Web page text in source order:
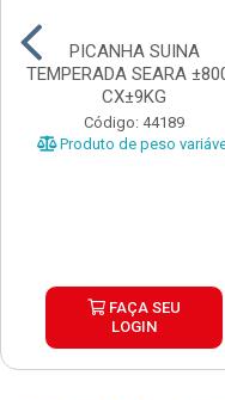
PICANHA SUINA
TEMPERADA SEARA
CX±9KG
Código: 44189
Produto de peso
FAÇA SEU
LOGIN